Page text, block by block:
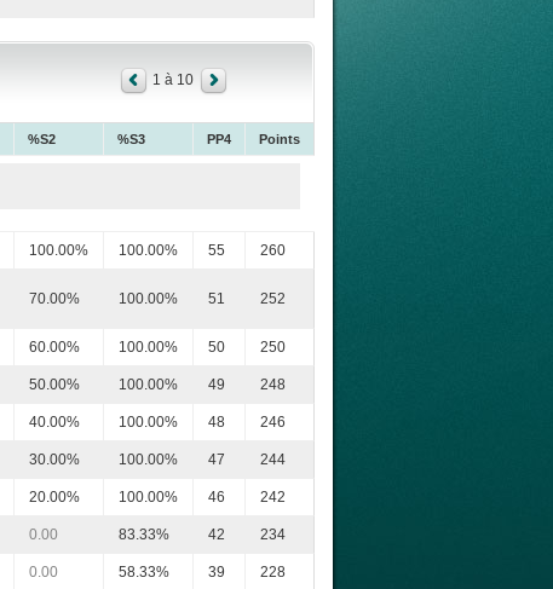
1 à 10
%S2 %S3 PP4 Points
100.00% 100.00% 55 260
70.00% 100.00% 51 252
60.00% 100.00% 50 250
50.00% 100.00% 49 248
40.00% 100.00% 48 246
30.00% 100.00% 47 244
20.00% 100.00% 46 242
0.00 83.33% 42 234
0.00 58.33% 39 228